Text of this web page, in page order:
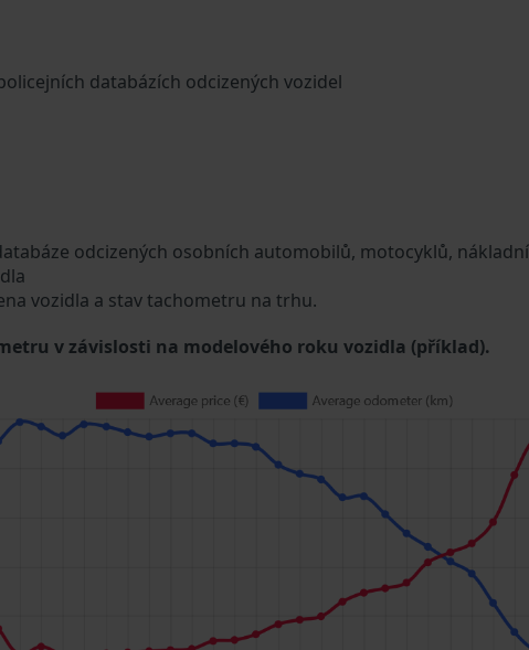
databázích odcizených vozidel
odcizených osobních automobilů, motocyklů,
vozidla a stav tachometru na trhu.
v závislosti na modelového roku vozidla (příklad).